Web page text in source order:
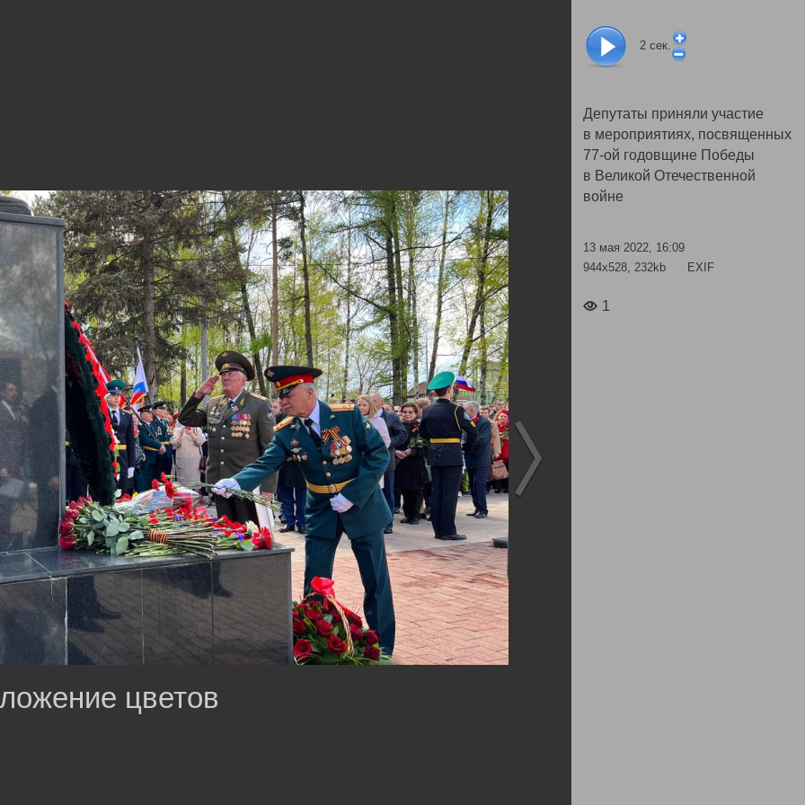
2 сек.
Депутаты приняли участие
в мероприятиях, посвященных
77-ой годовщине Победы
в Великой Отечественной
войне
13 мая 2022, 16:09
944x528, 232kb
EXIF
1
цветов